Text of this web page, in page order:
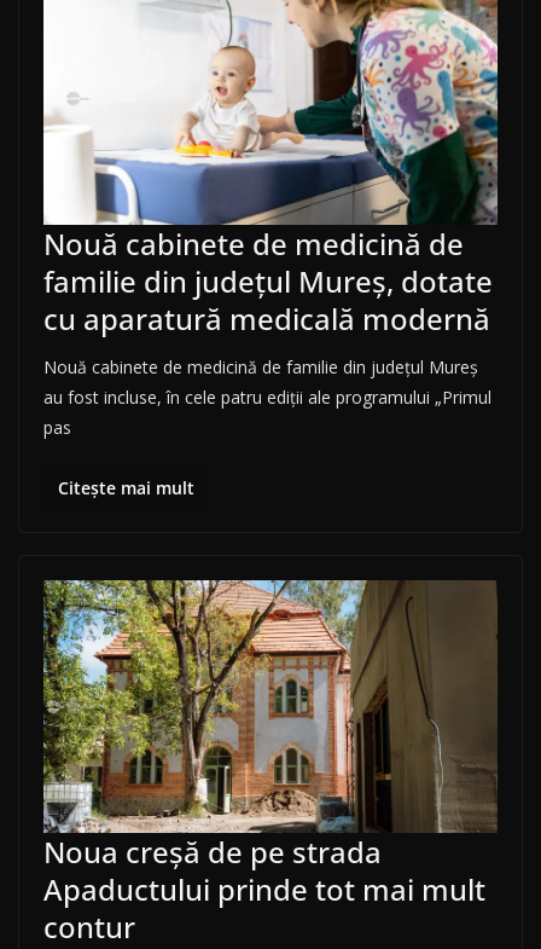
Nouă cabinete de medicină de
familie din județul Mureș, dotate
cu aparatură medicală modernă
Nouă cabinete de medicină de familie din județul Mureș
au fost incluse, în cele patru ediții ale programului „Primul
pas
Citește mai mult
Noua creșă de pe strada
Apaductului prinde tot mai mult
contur